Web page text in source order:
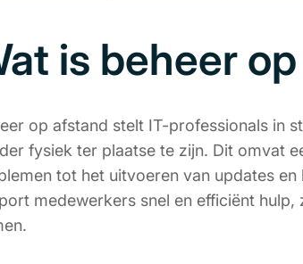
is beheer
op afstand stelt IT-professionals in
fysiek ter plaatse te zijn. Dit omvat
tot het uitvoeren van updates
medewerkers snel en efficiënt